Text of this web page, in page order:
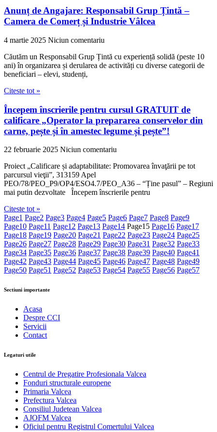
Anunț de Angajare: Responsabil Grup Țintă –
Camera de Comerț și Industrie Vâlcea
4 martie 2025 Niciun comentariu
Căutăm un Responsabil Grup Țintă cu experiență solidă (peste 10
ani) în organizarea și derularea de activități cu diverse categorii de
beneficiari – elevi, studenți,
Citeste tot »
Începem înscrierile pentru cursul GRATUIT de
calificare „Operator la prepararea conservelor din
carne, pește și în amestec legume și pește”!
22 februarie 2025 Niciun comentariu
Proiect „Calificare și adaptabilitate: Promovarea învaţării pe tot
parcursul vieţii”, 313159 Apel
PEO/78/PEO_P9/OP4/ESO4.7/PEO_A36 – “Ține pasul” – Regiuni
mai putin dezvoltate Începem înscrierile pentru
Citeste tot »
Page1 Page2 Page3 Page4 Page5 Page6 Page7 Page8 Page9
Page10 Page11 Page12 Page13 Page14 Page15 Page16 Page17
Page18 Page19 Page20 Page21 Page22 Page23 Page24 Page25
Page26 Page27 Page28 Page29 Page30 Page31 Page32 Page33
Page34 Page35 Page36 Page37 Page38 Page39 Page40 Page41
Page42 Page43 Page44 Page45 Page46 Page47 Page48 Page49
Page50 Page51 Page52 Page53 Page54 Page55 Page56 Page57
Sectiuni importante
Acasa
Despre CCI
Servicii
Contact
Legaturi utile
Centrul de Pregatire Profesionala Valcea
Fonduri structurale europene
Primaria Valcea
Prefectura Valcea
Consiliul Judetean Valcea
AJOFM Valcea
Oficiul pentru Registrul Comertului Valcea